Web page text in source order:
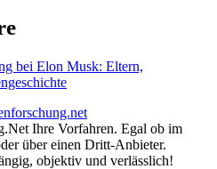
bei Elon Musk: Eltern,
Ihre Vorfahren. Egal ob im
über einen Dritt-Anbieter.
objektiv und verlässlich!